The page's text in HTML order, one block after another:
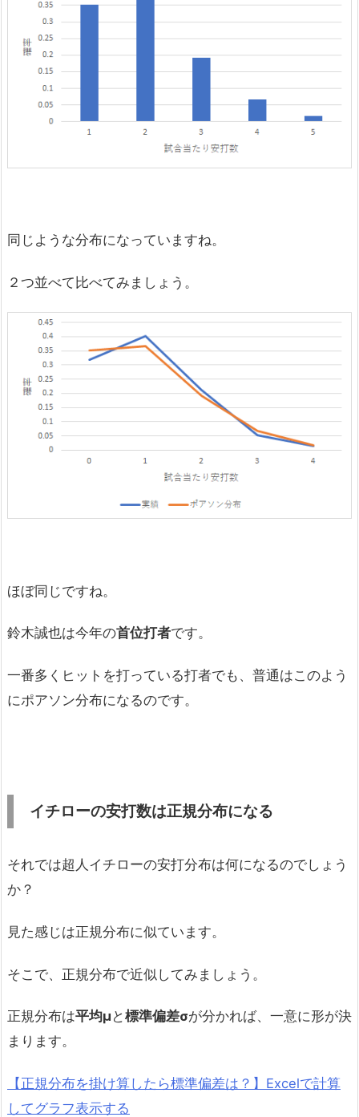
同じような分布になっていますね。
２つ並べて比べてみましょう。
ほぼ同じですね。
鈴木誠也は今年の首位打者です。
一番多くヒットを打っている打者でも、普通はこのよう
にポアソン分布になるのです。
イチローの安打数は正規分布になる
それでは超人イチローの安打分布は何になるのでしょう
か？
見た感じは正規分布に似ています。
そこで、正規分布で近似してみましょう。
正規分布は平均μ と標準偏差σが分かれば、一意に形が決
まります。
【正規分布を掛け算したら標準偏差は？】Excelで計算
してグラフ表示する